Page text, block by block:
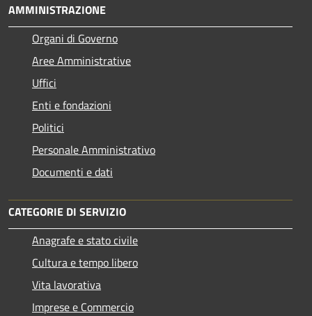
AMMINISTRAZIONE
Organi di Governo
Aree Amministrative
Uffici
Enti e fondazioni
Politici
Personale Amministrativo
Documenti e dati
CATEGORIE DI SERVIZIO
Anagrafe e stato civile
Cultura e tempo libero
Vita lavorativa
Imprese e Commercio